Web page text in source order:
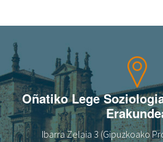
Oñatiko Lege
Ibarra Zelaia 3 (Gipuzkoako